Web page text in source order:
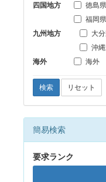
四国地方
徳島県
九州地方
福岡県
大
沖
海外
海外
検索 リセット
簡易検索
要求ランク